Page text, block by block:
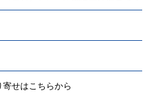
寄せはこちらから